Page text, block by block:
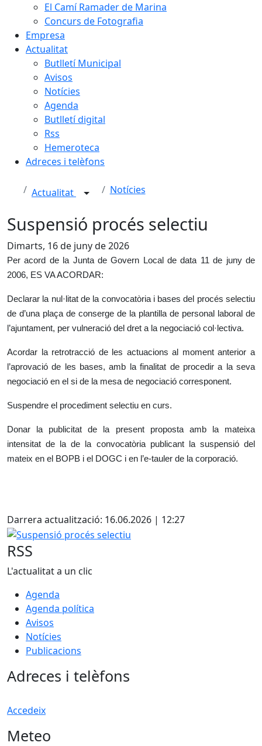
El Camí Ramader de Marina
Concurs de Fotografia
Empresa
Actualitat
Butlletí Municipal
Avisos
Notícies
Agenda
Butlletí digital
Rss
Hemeroteca
Adreces i telèfons
Actualitat Notícies
Suspensió procés selectiu
Dimarts, 16 de juny de 2026
Per acord de la Junta de Govern Local de data 11 de juny de
2006, ES VA ACORDAR:
Declarar la nul·litat de la convocatòria i bases del procés selectiu
de d’una plaça de conserge de la plantilla de personal laboral de
l’ajuntament, per vulneració del dret a la negociació col·lectiva.
Acordar la retrotracció de les actuacions al moment anterior a
l’aprovació de les bases, amb la finalitat de procedir a la seva
negociació en el si de la mesa de negociació corresponent.
Suspendre el procediment selectiu en curs.
Donar la publicitat de la present proposta amb la mateixa
intensitat de la de la convocatòria publicant la suspensió del
mateix en el BOPB i el DOGC i en l’e-tauler de la corporació.
Darrera actualització: 16.06.2026 | 12:27
Suspensió procés selectiu
RSS
L'actualitat a un clic
Agenda
Agenda política
Avisos
Notícies
Publicacions
Adreces i telèfons
Accedeix
Meteo